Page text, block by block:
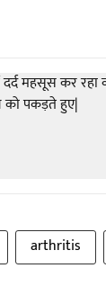
arthritis